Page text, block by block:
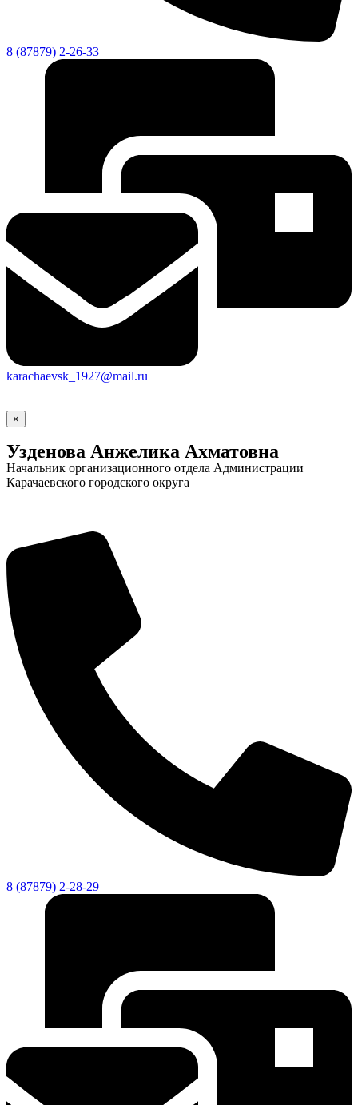
8 (87879) 2-26-33
karachaevsk_1927@mail.ru
×
Узденова Анжелика Ахматовна
Начальник организационного отдела Администрации
Карачаевского городского округа
8 (87879) 2-28-29